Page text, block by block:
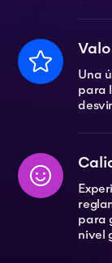
Una
para
para
nivel